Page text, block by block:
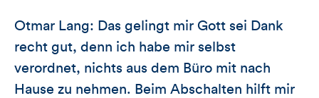
Otmar Lang: Das gelingt mir Gott sei Dank
recht gut, denn ich habe mir selbst
verordnet, nichts aus dem Büro mit nach
Hause zu nehmen. Beim Abschalten hilft mir